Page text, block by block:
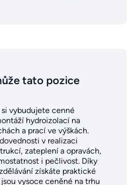
tato pozice
vybudujete cenné
hydroizolací na
a prací ve výškách.
v realizaci
zateplení a opravách,
i pečlivost. Díky
získáte praktické
vysoce ceněné na trhu